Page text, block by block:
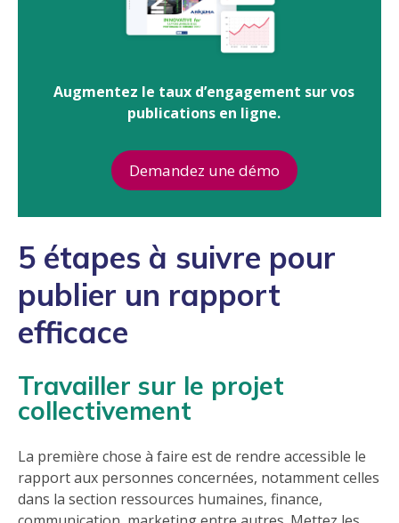
Augmentez le taux d’engagement sur vos
publications en ligne.
Demandez une démo
5 étapes à suivre pour
publier un rapport
efficace
Travailler sur le projet
collectivement
La première chose à faire est de rendre accessible le
rapport aux personnes concernées, notamment celles
dans la section ressources humaines, finance,